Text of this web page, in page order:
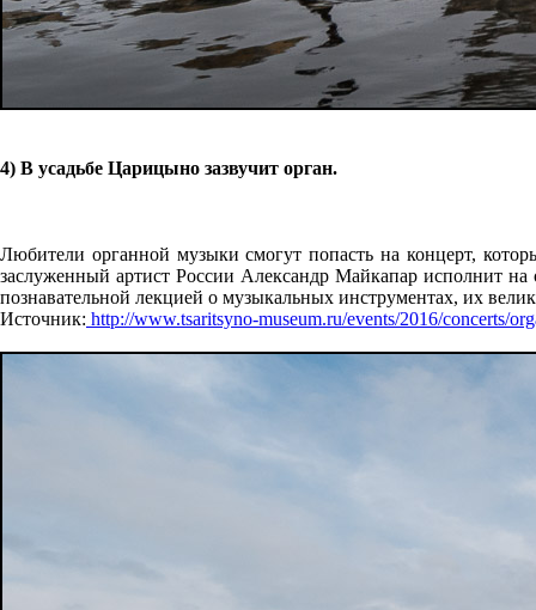
4) В усадьбе Царицыно зазвучит орган.
Любители органной музыки смогут попасть на концерт,
заслуженный артист России Александр Майкапар исполнит
познавательной лекцией о музыкальных инструментах, их
Источник: http://www.tsaritsyno-museum.ru/events/2016/concerts/